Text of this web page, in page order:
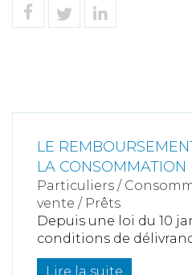
LE
LA CONSOMMATION
Particuliers /
vente / Prêts
Depuis une loi du 10
conditions de
Lire la suite